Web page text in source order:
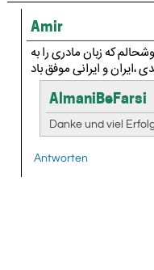
Amir
که زبان مادری را به
و ایرانی موفق باد
AlmaniBeFarsi
Danke und viel
Antworten